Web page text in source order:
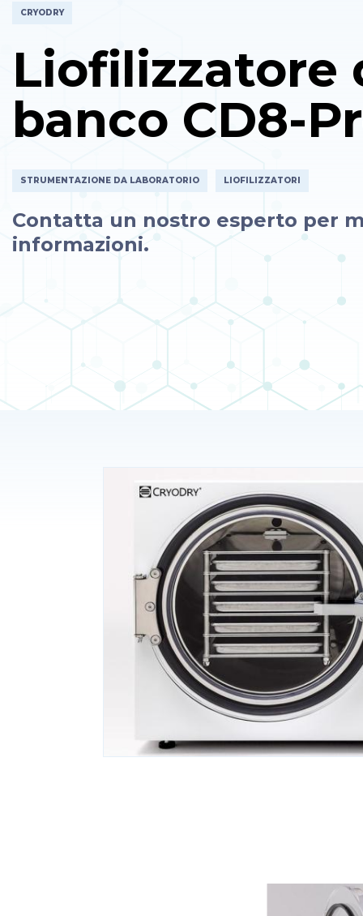
CRYODRY
Liofilizzatore
banco CD8-
STRUMENTAZIONE DA LABORATORIO LIOFILIZZATORI
Contatta un nostro esperto per
informazioni.